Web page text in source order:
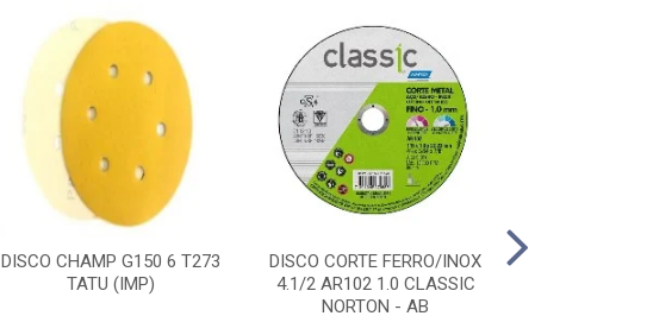
DISCO CHAMP G150 6 T273
TATU (IMP)
DISCO CORTE FERRO/INOX
4.1/2 AR102 1.0 CLASSIC
NORTON - AB